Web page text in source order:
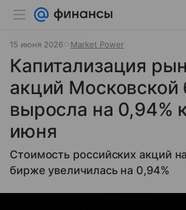
15 июня 2026 Market Power
Капитализация
акций Московской
выросла на 0,94%
июня
Стоимость российских акций
бирже увеличилась на 0,94%